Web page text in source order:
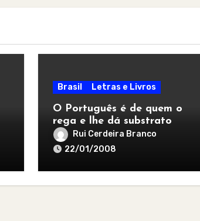
Brasil Letras e Livros
O Português é de quem o
rega e lhe dá substrato
Rui Cerdeira Branco
22/01/2008